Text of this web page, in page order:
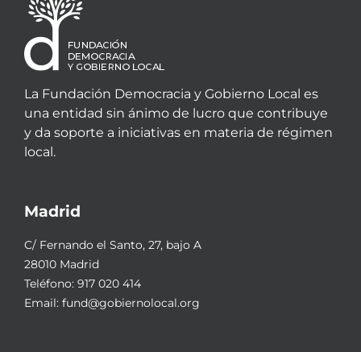
La Fundación Democracia y Gobierno Local es
una entidad sin ánimo de lucro que contribuye
y da soporte a iniciativas en materia de régimen
local.
Madrid
C/ Fernando el Santo, 27, bajo A
28010 Madrid
Teléfono: 917 020 414
Email: fund@gobiernolocal.org